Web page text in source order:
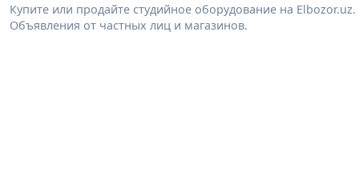
Купите или продайте студийное оборудование на
Объявления от частных лиц и магазинов.